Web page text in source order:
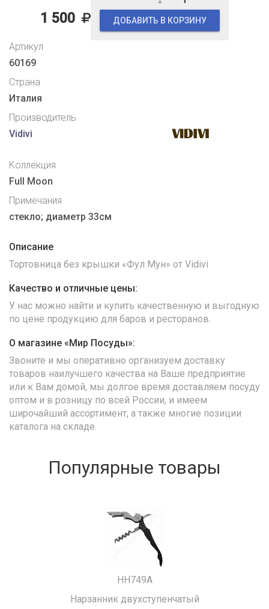
1 500 ДОБАВИТЬ В КОРЗИНУ
Артикул
60169
Страна
Италия
Производитель
Vidivi
Коллекция
Full Moon
Примечания
стекло; диаметр 33см
Описание
Тортовница без крышки «Фул Мун» от Vidivi
Качество и отличные цены:
У нас можно найти и купить качественную и выгодную
по цене продукцию для баров и ресторанов.
О магазине «Мир Посуды»:
Звоните и мы оперативно организуем доставку
товаров наилучшего качества на Ваше предприятие
или к Вам домой, мы долгое время доставляем посуду
оптом и в розницу по всей России, и имеем
широчайший ассортимент, а также многие позиции
каталога на складе.
Популярные товары
HH749A
Нарзанник двухступенчатый